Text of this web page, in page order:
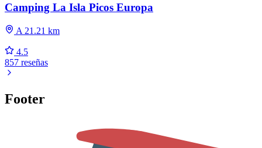
Camping La Isla Picos Europa
A 21.21 km
4.5
857 reseñas
Footer